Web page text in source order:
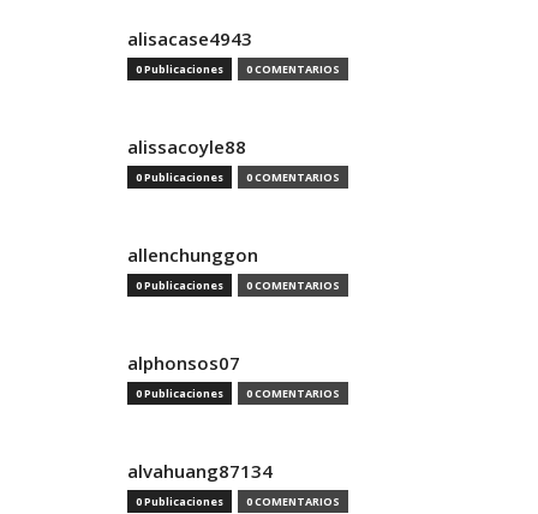
alisacase4943
0 Publicaciones 0 COMENTARIOS
alissacoyle88
0 Publicaciones 0 COMENTARIOS
allenchunggon
0 Publicaciones 0 COMENTARIOS
alphonsos07
0 Publicaciones 0 COMENTARIOS
alvahuang87134
0 Publicaciones 0 COMENTARIOS